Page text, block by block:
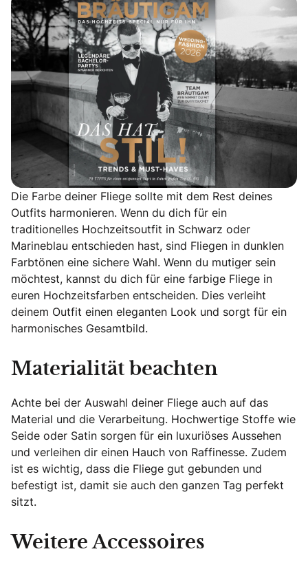
Die Farbe deiner Fliege sollte mit dem Rest deines
Outfits harmonieren. Wenn du dich für ein
traditionelles Hochzeitsoutfit in Schwarz oder
Marineblau entschieden hast, sind Fliegen in dunklen
Farbtönen eine sichere Wahl. Wenn du mutiger sein
möchtest, kannst du dich für eine farbige Fliege in
euren Hochzeitsfarben entscheiden. Dies verleiht
deinem Outfit einen eleganten Look und sorgt für ein
harmonisches Gesamtbild.
Materialität beachten
Achte bei der Auswahl deiner Fliege auch auf das
Material und die Verarbeitung. Hochwertige Stoffe wie
Seide oder Satin sorgen für ein luxuriöses Aussehen
und verleihen dir einen Hauch von Raffinesse. Zudem
ist es wichtig, dass die Fliege gut gebunden und
befestigt ist, damit sie auch den ganzen Tag perfekt
sitzt.
Weitere Accessoires